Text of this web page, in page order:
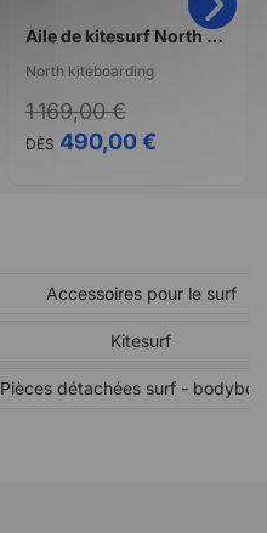
Aile de kitesurf North kiteboarding Carve 2022 rouge
North kiteboarding
DÈS 490,00 €
1 169,00 €
Accessoires pour le surf
Kitesurf
Pièces détachées surf -